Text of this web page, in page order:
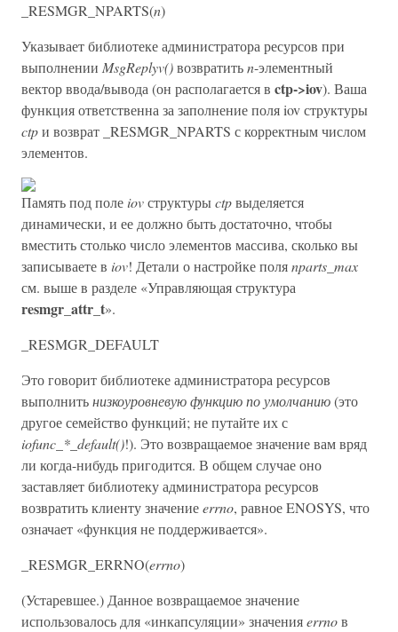
_RESMGR_NPARTS(n)
Указывает библиотеке администратора ресурсов при
выполнении MsgReplyv()возвратитьn-элементный
вектор ввода/вывода (он располагается в ctp->iov). Ваша
функция ответственна за заполнение поля iov структуры
ctpи возврат _RESMGR_NPARTS с корректным числом
элементов.
Память под поле iovструктурыctpвыделяется
динамически, и ее должно быть достаточно, чтобы
вместить столько число элементов массива, сколько вы
записываете в iov! Детали о настройке поляnparts_max
см. выше в разделе «Управляющая структура
resmgr_attr_t».
_RESMGR_DEFAULT
Это говорит библиотеке администратора ресурсов
выполнитьнизкоуровневую функцию по умолчанию(это
другое семейство функций; не путайте их с
iofunc_*_default()!). Это возвращаемое значение вам вряд
ли когда-нибудь пригодится. В общем случае оно
заставляет библиотеку администратора ресурсов
возвратить клиенту значениеerrno, равное ENOSYS, что
означает «функция не поддерживается».
_RESMGR_ERRNO(errno)
(Устаревшее.) Данное возвращаемое значение
использовалось для «инкапсуляции» значенияerrnoв